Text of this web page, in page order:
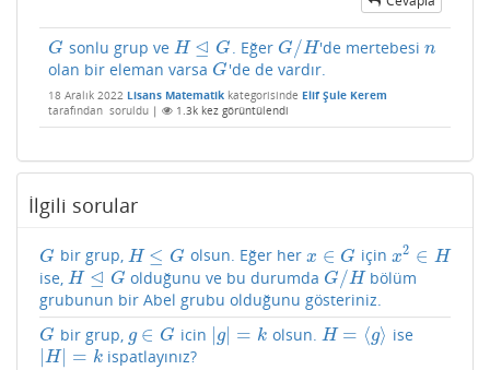
G
G sonlu grup ve H ⊴ G
H⊴G . Eğer G/H
G/H 'de mertebesi n
n
olan bir eleman varsa G
G 'de de vardır.
18 Aralık 2022 Lisans Matematik kategorisinde Elif Şule Kerem
tarafından soruldu | 1.3k kez görüntülendi
İlgili sorular
G
G bir grup, H ≤ G
H≤ G olsun. Eğer her x ∈ G
x∈G için x2 ∈ H
x2∈H
ise, H ⊴ G
H⊴G olduğunu ve bu durumda G/H
G/H
bölüm
grubunun bir Abel grubu olduğunu gösteriniz.
G
G bir grup, g ∈ G
g∈G icin |g| = k
|g =k olsun. H = ⟨g⟩
H= ⟨g⟩ ise
H| = k
|H| =k ispatlayınız?